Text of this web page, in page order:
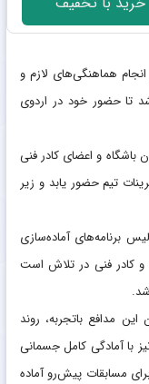
هماهنگی‌های لازم و
تا حضور خود در اردوی
باشگاه و اعضای کادر فنی
تیم حضور یابد و زیر
برنامه‌های آماده‌سازی
و کادر فنی در تلاش است
مدافع باتجربه، روند
با آمادگی کامل جسمانی
مسابقات پیش‌رو آماده